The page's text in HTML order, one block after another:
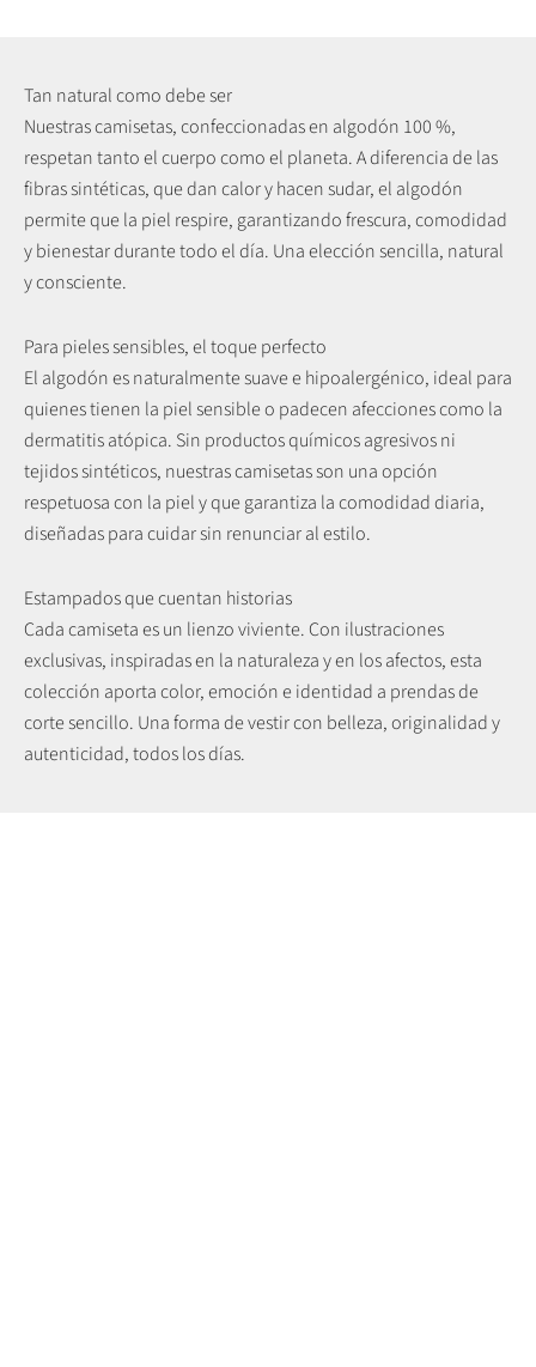
Tan natural como debe ser
Nuestras camisetas, confeccionadas en algodón 100 %,
respetan tanto el cuerpo como el planeta. A diferencia de las
fibras sintéticas, que dan calor y hacen sudar, el algodón
permite que la piel respire, garantizando frescura, comodidad
y bienestar durante todo el día. Una elección sencilla, natural
y consciente.
Para pieles sensibles, el toque perfecto
El algodón es naturalmente suave e hipoalergénico, ideal para
quienes tienen la piel sensible o padecen afecciones como la
dermatitis atópica. Sin productos químicos agresivos ni
tejidos sintéticos, nuestras camisetas son una opción
respetuosa con la piel y que garantiza la comodidad diaria,
diseñadas para cuidar sin renunciar al estilo.
Estampados que cuentan historias
Cada camiseta es un lienzo viviente. Con ilustraciones
exclusivas, inspiradas en la naturaleza y en los afectos, esta
colección aporta color, emoción e identidad a prendas de
corte sencillo. Una forma de vestir con belleza, originalidad y
autenticidad, todos los días.
Más información sobre la nueva colección.